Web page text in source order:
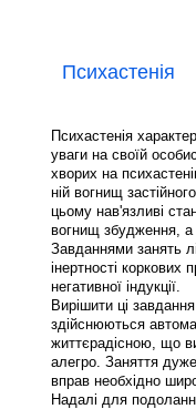
Психастенія
Психастенія
уваги на своїй
хворих на
ній вогнищ
цьому нав'язливі
вогнищ збудження, а
Завданнями занять
інертності коркових
негативної індукції.
Вирішити ці
здійснюються
життєрадісною, що
алегро. Заняття
вправ необхідно
Надалі для